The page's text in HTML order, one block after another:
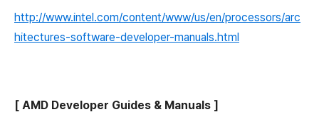
http://www.intel.com/content/www/us/en/processors/arc
hitectures-software-developer-manuals.html
[ AMD Developer Guides & Manuals ]